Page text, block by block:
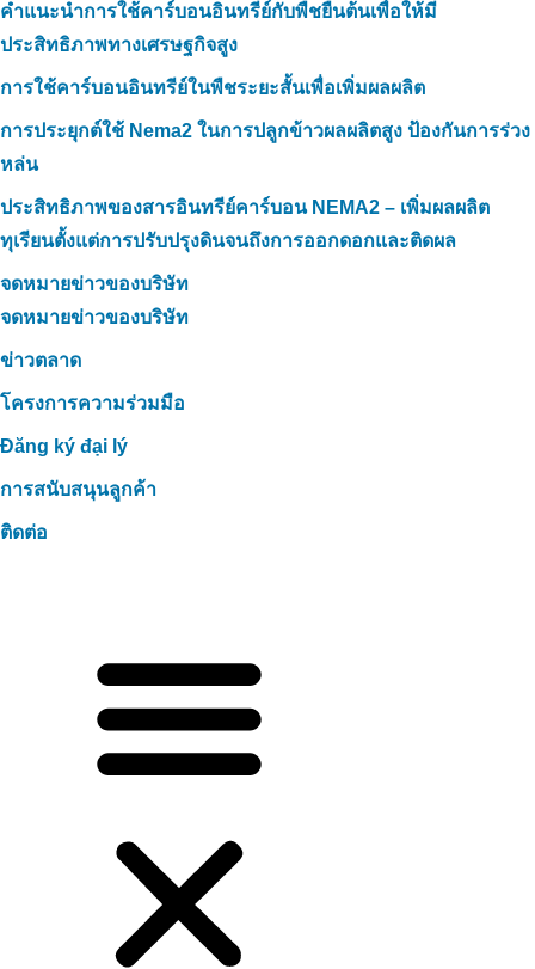
คำแนะนำการใช้คาร์บอนอินทรีย์กับพืชยืนต้นเพื่อให้มี
ประสิทธิภาพทางเศรษฐกิจสูง
การใช้คาร์บอนอินทรีย์ในพืชระยะสั้นเพื่อเพิ่มผลผลิต
การประยุกต์ใช้ Nema2 ในการปลูกข้าวผลผลิตสูง ป้องกันการร่วง
หล่น
ประสิทธิภาพของสารอินทรีย์คาร์บอน NEMA2 – เพิ่มผลผลิต
ทุเรียนตั้งแต่การปรับปรุงดินจนถึงการออกดอกและติดผล
จดหมายข่าวของบริษัท
จดหมายข่าวของบริษัท
ข่าวตลาด
โครงการความร่วมมือ
Đăng ký đại lý
การสนับสนุนลูกค้า
ติดต่อ